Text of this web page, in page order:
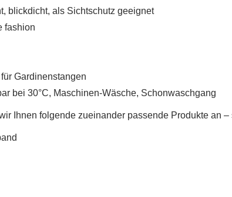
, blickdicht, als Sichtschutz geeignet
fashion
Gardinenstangen
bei 30°C, Maschinen-Wäsche, Schonwaschgang
Ihnen folgende zueinander passende Produkte an –
AUF MEINE WUNSCHLISTE
WUNSCHLISTE ERSTELLEN
Name der Wunschliste
ANMELDEN
Sie müssen angemeldet sein, um Artikel